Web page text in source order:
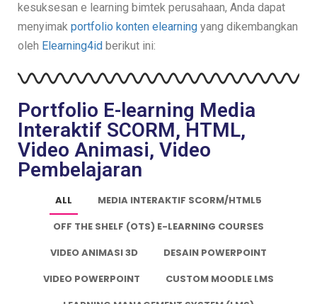
kesuksesan e learning bimtek perusahaan, Anda dapat
menyimak portfolio konten elearning yang dikembangkan
oleh Elearning4id berikut ini:
Portfolio E-learning Media
Interaktif SCORM, HTML,
Video Animasi, Video
Pembelajaran
ALL
MEDIA INTERAKTIF SCORM/HTML5
OFF THE SHELF (OTS) E-LEARNING COURSES
VIDEO ANIMASI 3D
DESAIN POWERPOINT
VIDEO POWERPOINT
CUSTOM MOODLE LMS